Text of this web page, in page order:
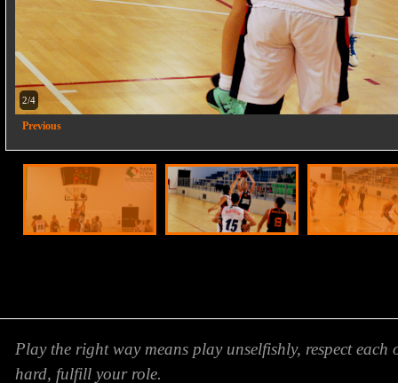
2/4
Previous
Play the right way means play unselfishly, respect each
hard, fulfill your role.